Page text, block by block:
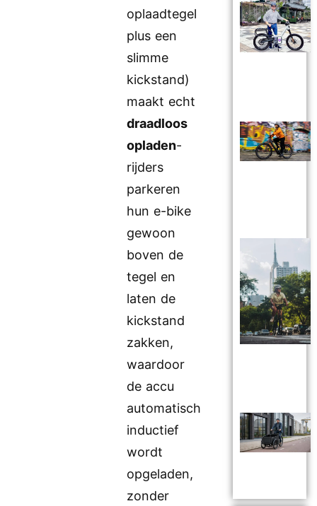
oplaadtegel
plus een
slimme
kickstand)
maakt echt
draadloos
opladen-
rijders
parkeren
hun e-bike
gewoon
boven de
tegel en
laten de
kickstand
zakken,
waardoor
de accu
automatisch
inductief
wordt
opgeladen,
zonder